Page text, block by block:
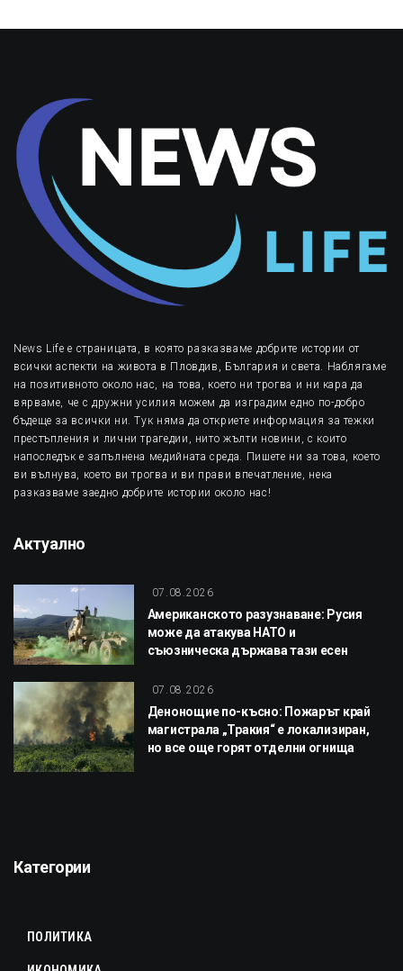
News Life е страницата, в която разказваме добрите истории от
всички аспекти на живота в Пловдив, България и света. Наблягаме
на позитивното около нас, на това, което ни трогва и ни кара да
вярваме, че с дружни усилия можем да изградим едно по-добро
бъдеще за всички ни. Тук няма да откриете информация за тежки
престъпления и лични трагедии, нито жълти новини, с които
напоследък е запълнена медийната среда. Пишете ни за това, което
ви вълнува, което ви трогва и ви прави впечатление, нека
разказваме заедно добрите истории около нас!
Актуално
07.08.2026
Американското разузнаване: Русия
може да атакува НАТО и
съюзническа държава тази есен
07.08.2026
Денонощие по-късно: Пожарът край
магистрала „Тракия“ е локализиран,
но все още горят отделни огнища
Категории
ПОЛИТИКА